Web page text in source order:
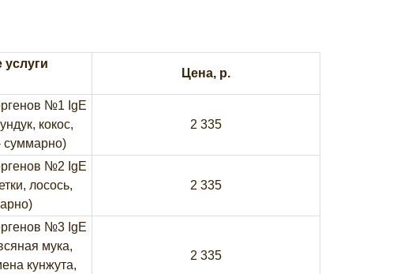
Цена, р.
№1 IgE
кокос,
суммарно)
2 335
№2 IgE
лосось,
2 335
№3 IgE
мука,
кунжута,
2 335